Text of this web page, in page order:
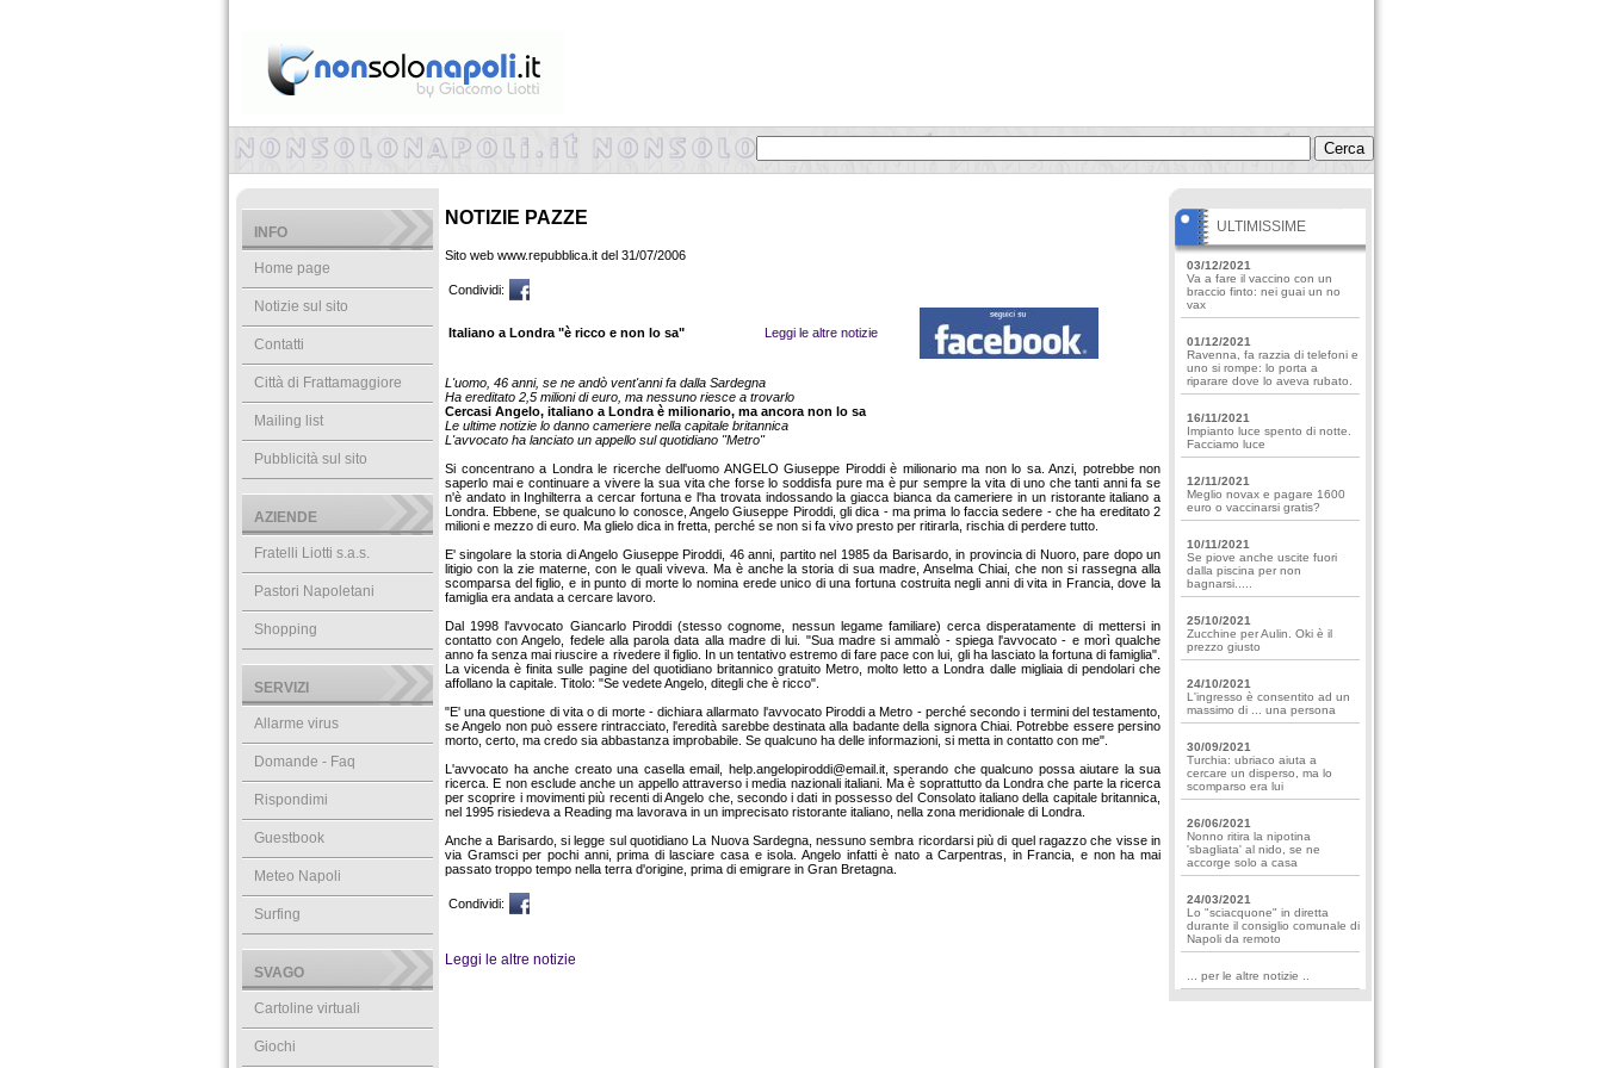
INFO
Home page
Notizie sul sito
Contatti
Città di Frattamaggiore
Mailing list
Pubblicità sul sito
AZIENDE
Fratelli Liotti s.a.s.
Pastori Napoletani
Shopping
SERVIZI
Allarme virus
Domande - Faq
Rispondimi
Guestbook
Meteo Napoli
Surfing
SVAGO
Cartoline virtuali
Giochi
NOTIZIE PAZZE
Sito web www.repubblica.it del 31/07/2006
Condividi:
Italiano a Londra "è ricco e non lo sa" Leggi le altre notizie
L'uomo, 46 anni, se ne andò vent'anni fa dalla Sardegna
Ha ereditato 2,5 milioni di euro, ma nessuno riesce a trovarlo
Cercasi Angelo, italiano a Londra è milionario, ma ancora non lo sa
Le ultime notizie lo danno cameriere nella capitale britannica
L'avvocato ha lanciato un appello sul quotidiano "Metro"
Si concentrano a Londra le ricerche dell'uomo ANGELO Giuseppe Piroddi è milionario ma non lo sa. Anzi, potrebbe non
saperlo mai e continuare a vivere la sua vita che forse lo soddisfa pure ma è pur sempre la vita di uno che tanti anni fa se
n'è andato in Inghilterra a cercar fortuna e l'ha trovata indossando la giacca bianca da cameriere in un ristorante italiano a
Londra. Ebbene, se qualcuno lo conosce, Angelo Giuseppe Piroddi, gli dica - ma prima lo faccia sedere - che ha ereditato 2
milioni e mezzo di euro. Ma glielo dica in fretta, perché se non si fa vivo presto per ritirarla, rischia di perdere tutto.
E' singolare la storia di Angelo Giuseppe Piroddi, 46 anni, partito nel 1985 da Barisardo, in provincia di Nuoro, pare dopo un
litigio con la zie materne, con le quali viveva. Ma è anche la storia di sua madre, Anselma Chiai, che non si rassegna alla
scomparsa del figlio, e in punto di morte lo nomina erede unico di una fortuna costruita negli anni di vita in Francia, dove la
famiglia era andata a cercare lavoro.
Dal 1998 l'avvocato Giancarlo Piroddi (stesso cognome, nessun legame familiare) cerca disperatamente di mettersi in
contatto con Angelo, fedele alla parola data alla madre di lui. "Sua madre si ammalò - spiega l'avvocato - e morì qualche
anno fa senza mai riuscire a rivedere il figlio. In un tentativo estremo di fare pace con lui, gli ha lasciato la fortuna di famiglia".
La vicenda è finita sulle pagine del quotidiano britannico gratuito Metro, molto letto a Londra dalle migliaia di pendolari che
affollano la capitale. Titolo: "Se vedete Angelo, ditegli che è ricco".
"E' una questione di vita o di morte - dichiara allarmato l'avvocato Piroddi a Metro - perché secondo i termini del testamento,
se Angelo non può essere rintracciato, l'eredità sarebbe destinata alla badante della signora Chiai. Potrebbe essere persino
morto, certo, ma credo sia abbastanza improbabile. Se qualcuno ha delle informazioni, si metta in contatto con me".
L'avvocato ha anche creato una casella email, help.angelopiroddi@email.it, sperando che qualcuno possa aiutare la sua
ricerca. E non esclude anche un appello attraverso i media nazionali italiani. Ma è soprattutto da Londra che parte la ricerca
per scoprire i movimenti più recenti di Angelo che, secondo i dati in possesso del Consolato italiano della capitale britannica,
nel 1995 risiedeva a Reading ma lavorava in un imprecisato ristorante italiano, nella zona meridionale di Londra.
Anche a Barisardo, si legge sul quotidiano La Nuova Sardegna, nessuno sembra ricordarsi più di quel ragazzo che visse in
via Gramsci per pochi anni, prima di lasciare casa e isola. Angelo infatti è nato a Carpentras, in Francia, e non ha mai
passato troppo tempo nella terra d'origine, prima di emigrare in Gran Bretagna.
Condividi:
Leggi le altre notizie
ULTIMISSIME
03/12/2021
Va a fare il vaccino con un
braccio finto: nei guai un no
vax
01/12/2021
Ravenna, fa razzia di telefoni e
uno si rompe: lo porta a
riparare dove lo aveva rubato.
16/11/2021
Impianto luce spento di notte.
Facciamo luce
12/11/2021
Meglio novax e pagare 1600
euro o vaccinarsi gratis?
10/11/2021
Se piove anche uscite fuori
dalla piscina per non
bagnarsi.....
25/10/2021
Zucchine per Aulin. Oki è il
prezzo giusto
24/10/2021
L'ingresso è consentito ad un
massimo di ... una persona
30/09/2021
Turchia: ubriaco aiuta a
cercare un disperso, ma lo
scomparso era lui
26/06/2021
Nonno ritira la nipotina
'sbagliata' al nido, se ne
accorge solo a casa
24/03/2021
Lo "sciacquone" in diretta
durante il consiglio comunale di
Napoli da remoto
... per le altre notizie ..